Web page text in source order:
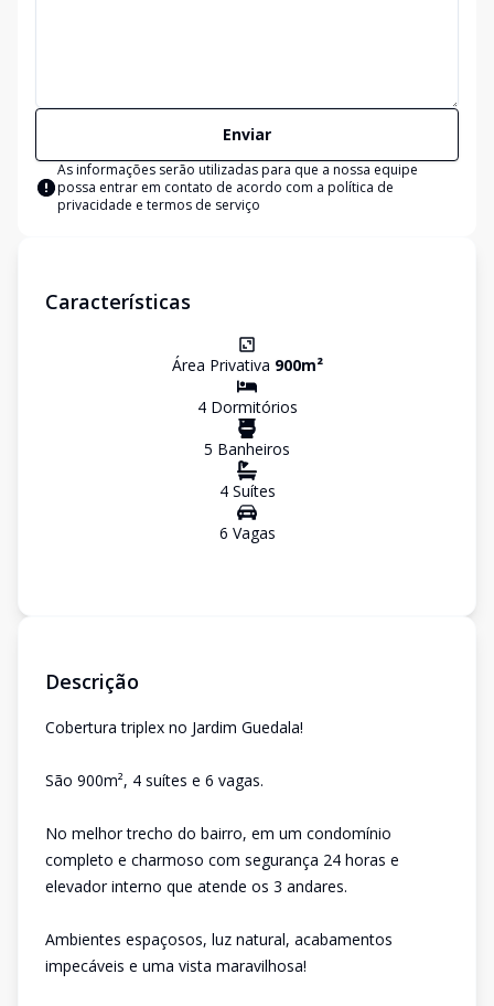
Enviar
As informações serão utilizadas para que a nossa equipe
possa entrar em contato de acordo com a política de
privacidade e termos de serviço
Características
Área Privativa 900m²
4Dormitórios
5 Banheiros
4Suítes
6 Vagas
Descrição
Cobertura triplex no Jardim Guedala!
São 900m², 4 suítes e 6 vagas.
No melhor trecho do bairro, em um condomínio
completo e charmoso com segurança 24 horas e
elevador interno que atende os 3 andares.
Ambientes espaçosos, luz natural, acabamentos
impecáveis e uma vista maravilhosa!